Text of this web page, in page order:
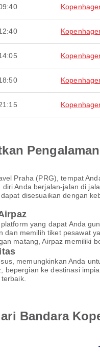
Praha (PRG), tempat
Anda berjalan-jalan di
disesuaikan dengan
yang dapat Anda
memilih tiket pesawat
matang, Airpaz memiliki
memungkinkan Anda
ke destinasi
Bandara